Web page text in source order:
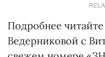
Подробнее
Ведерниковой с